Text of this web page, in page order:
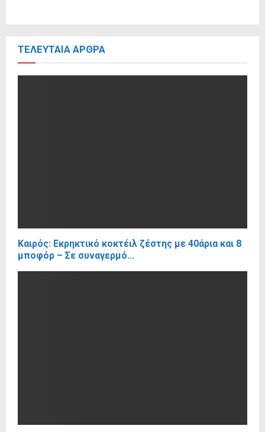
ΤΕΛΕΥΤΑΊΑ ΆΡΘΡΑ
Καιρός: Εκρηκτικό κοκτέιλ ζέστης με 40άρια και 8
μποφόρ – Σε συναγερμό...